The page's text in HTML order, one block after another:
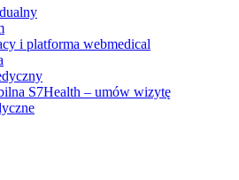
i platforma webmedical
S7Health – umów wizytę